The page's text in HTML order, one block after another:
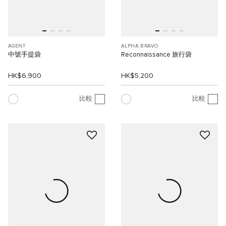
AGENT
中號手提袋
HK$6,900
比較
ALPHA BRAVO
Reconnaissance 旅行袋
HK$5,200
比較